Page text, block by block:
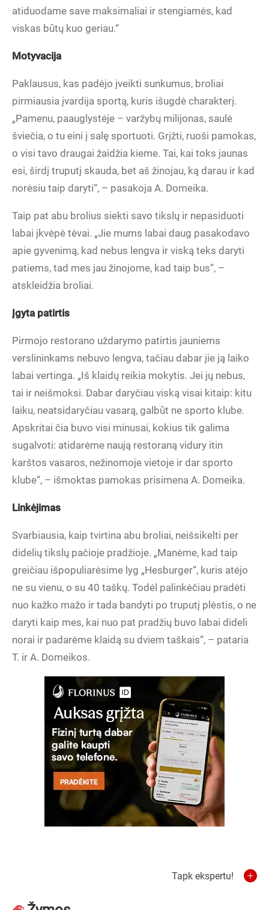
atiduodame save maksimaliai ir stengiamės, kad
viskas būtų kuo geriau.“
Motyvacija
Paklausus, kas padėjo įveikti sunkumus, broliai
pirmiausia įvardija sportą, kuris išugdė charakterį.
„Pamenu, paauglystėje – varžybų milijonas, saulė
šviečia, o tu eini į salę sportuoti. Grįžti, ruoši pamokas,
o visi tavo draugai žaidžia kieme. Tai, kai toks jaunas
esi, širdį truputį skauda, bet aš žinojau, ką darau ir kad
norėsiu taip daryti“, – pasakoja A. Domeika.
Taip pat abu brolius siekti savo tikslų ir nepasiduoti
labai įkvėpė tėvai. „Jie mums labai daug pasakodavo
apie gyvenimą, kad nebus lengva ir viską teks daryti
patiems, tad mes jau žinojome, kad taip bus“, –
atskleidžia broliai.
Įgyta patirtis
Pirmojo restorano uždarymo patirtis jauniems
verslininkams nebuvo lengva, tačiau dabar jie ją laiko
labai vertinga. „Iš klaidų reikia mokytis. Jei jų nebus,
tai ir neišmoksi. Dabar daryčiau viską visai kitaip: kitu
laiku, neatsidaryčiau vasarą, galbūt ne sporto klube.
Apskritai čia buvo visi minusai, kokius tik galima
sugalvoti: atidarėme naują restoraną vidury itin
karštos vasaros, nežinomoje vietoje ir dar sporto
klube“, – išmoktas pamokas prisimena A. Domeika.
Linkėjimas
Svarbiausia, kaip tvirtina abu broliai, neišsikelti per
didelių tikslų pačioje pradžioje. „Manėme, kad taip
greičiau išpopuliarėsime lyg „Hesburger“, kuris atėjo
ne su vienu, o su 40 taškų. Todėl palinkėčiau pradėti
nuo kažko mažo ir tada bandyti po truputį plėstis, o ne
daryti kaip mes, kai nuo pat pradžių buvo labai dideli
norai ir padarėme klaidą su dviem taškais“, – pataria
T. ir A. Domeikos.
Tapk ekspertu!